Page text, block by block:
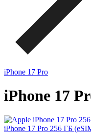
iPhone 17 Pro
iPhone 17
iPhone 17 Pro 256 ГБ